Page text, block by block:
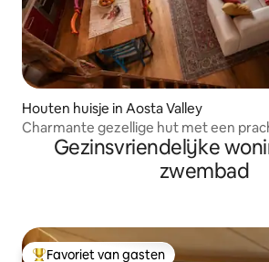
Houten huisje in Aosta Valley
Charmante gezellige hut met een
Gezinsvriendelijke
zwembad
Favoriet van gasten